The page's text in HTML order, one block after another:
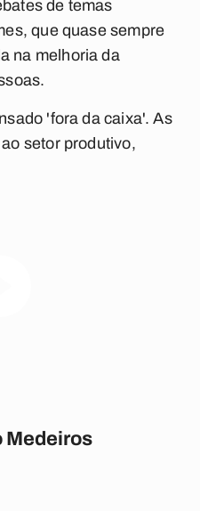
de temas
que quase sempre
na melhoria da
'fora da caixa'. As
setor produtivo,
Medeiros